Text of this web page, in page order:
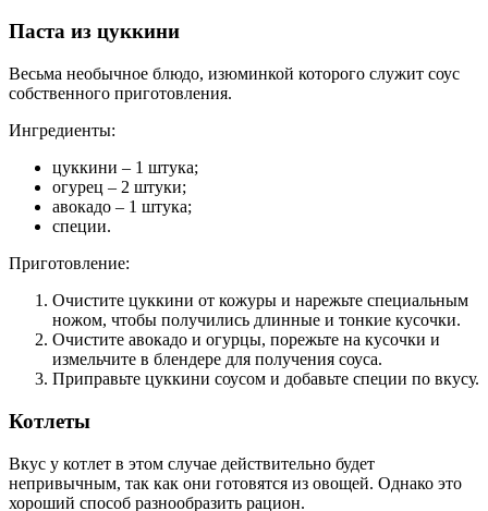
Паста из цуккини
Весьма необычное блюдо, изюминкой которого служит соус
собственного приготовления.
Ингредиенты:
цуккини – 1 штука;
огурец – 2 штуки;
авокадо – 1 штука;
специи.
Приготовление:
Очистите цуккини от кожуры и нарежьте специальным
ножом, чтобы получились длинные и тонкие кусочки.
Очистите авокадо и огурцы, порежьте на кусочки и
измельчите в блендере для получения соуса.
Приправьте цуккини соусом и добавьте специи по вкусу.
Котлеты
Вкус у котлет в этом случае действительно будет
непривычным, так как они готовятся из овощей. Однако это
хороший способ разнообразить рацион.